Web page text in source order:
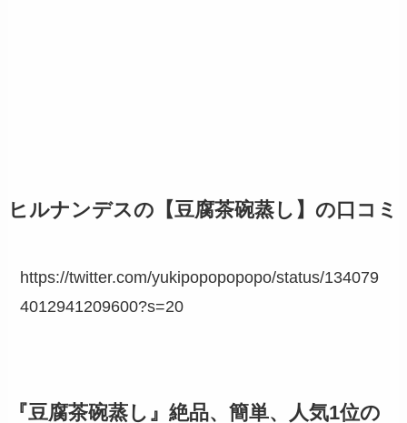
ヒルナンデスの【豆腐茶碗蒸し】の口コミ
https://twitter.com/yukipopopopopo/status/134079
4012941209600?s=20
『豆腐茶碗蒸し』絶品、簡単、人気1位の